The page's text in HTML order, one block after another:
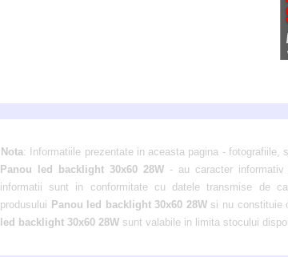
Nota: Informatiile prezentate in aceasta pagina -
Panou led backlight 30x60 28W- au caracter informativ
informatii sunt in conformitate cu datele transmise de
produsului Panou led backlight 30x60 28Wsi nu constituie
led backlight 30x60 28W sunt valabile in limita stocului